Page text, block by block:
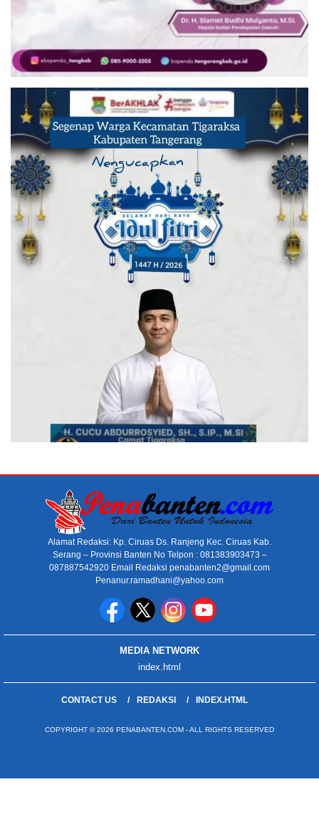
Alamat Redaksi: Kp. Ciruas Ds. Ranjeng Kec. Ciruas Kab.
Serang – Provinsi Banten No Telpon : 081383903473 –
087887542920 Email Redaksi penabanten2@gmail.com
Penanur.ramadhani@yahoo.com
MEDIA NETWORK
index.html
CONTACT US REDAKSI INDEX.HTML
COPYRIGHT © 2026 PENABANTEN.COM - ALL RIGHTS RESERVED